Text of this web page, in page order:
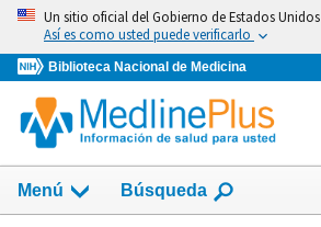
Omita
vaya
al
Contenido
Un sitio oficial del Gobierno de Estados Unidos
Así es como usted puede verificarlo
Biblioteca Nacional de Medicina
Menú Búsqueda